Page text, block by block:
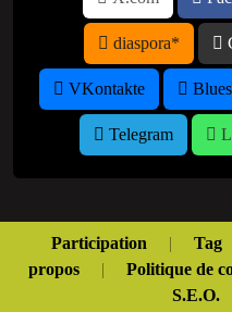
diaspora*
VKontakte
Telegram
Participation | Tag
propos
| Politique de
S.E.O.